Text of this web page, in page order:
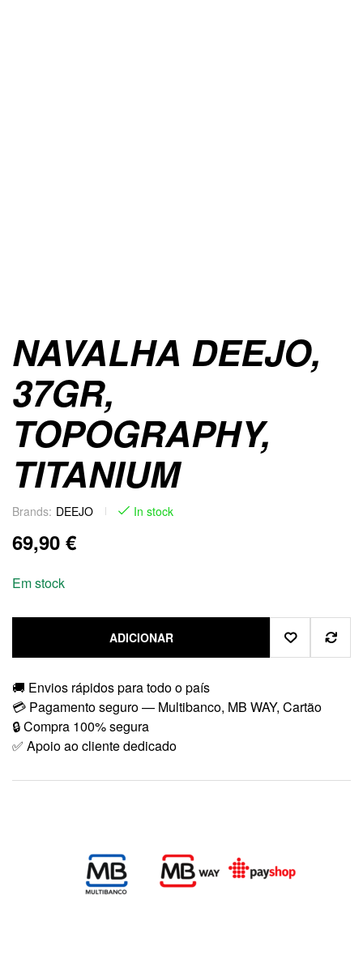
NAVALHA DEEJO,
37GR,
TOPOGRAPHY,
TITANIUM
Brands: DEEJO In stock
69,90 €
Em stock
ADICIONAR
🚚 Envios rápidos para todo o país
💳 Pagamento seguro — Multibanco, MB WAY, Cartão
🔒 Compra 100% segura
✅ Apoio ao cliente dedicado